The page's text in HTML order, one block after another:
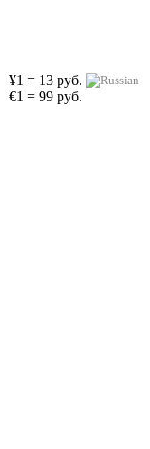
¥1 = 13 руб.
€1 = 99 руб.